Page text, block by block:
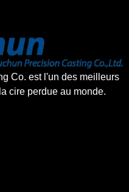
Co. est l'un des meilleurs
cire perdue au monde.